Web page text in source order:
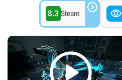
8.3 Steam  